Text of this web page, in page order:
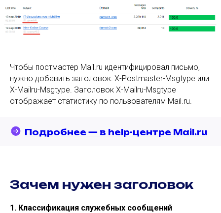
Чтобы постмастер Mail.ru идентифицировал письмо,
нужно добавить заголовок: X-Postmaster-Msgtype или
X-Mailru-Msgtype. Заголовок X-Mailru-Msgtype
отображает статистику по пользователям Mail.ru.
Подробнее — в help-центре Mail.ru
Зачем нужен заголовок
1. Классификация служебных сообщений